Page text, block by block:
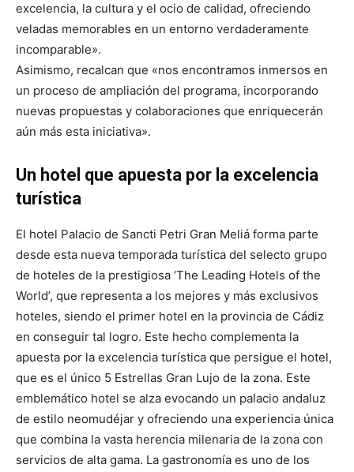
excelencia, la cultura y el ocio de calidad, ofreciendo
veladas memorables en un entorno verdaderamente
incomparable».
Asimismo, recalcan que «nos encontramos inmersos en
un proceso de ampliación del programa, incorporando
nuevas propuestas y colaboraciones que enriquecerán
aún más esta iniciativa».
Un hotel que apuesta por la excelencia
turística
El hotel Palacio de Sancti Petri Gran Meliá forma parte
desde esta nueva temporada turística del selecto grupo
de hoteles de la prestigiosa ‘The Leading Hotels of the
World’, que representa a los mejores y más exclusivos
hoteles, siendo el primer hotel en la provincia de Cádiz
en conseguir tal logro. Este hecho complementa la
apuesta por la excelencia turística que persigue el hotel,
que es el único 5 Estrellas Gran Lujo de la zona. Este
emblemático hotel se alza evocando un palacio andaluz
de estilo neomudéjar y ofreciendo una experiencia única
que combina la vasta herencia milenaria de la zona con
servicios de alta gama. La gastronomía es uno de los